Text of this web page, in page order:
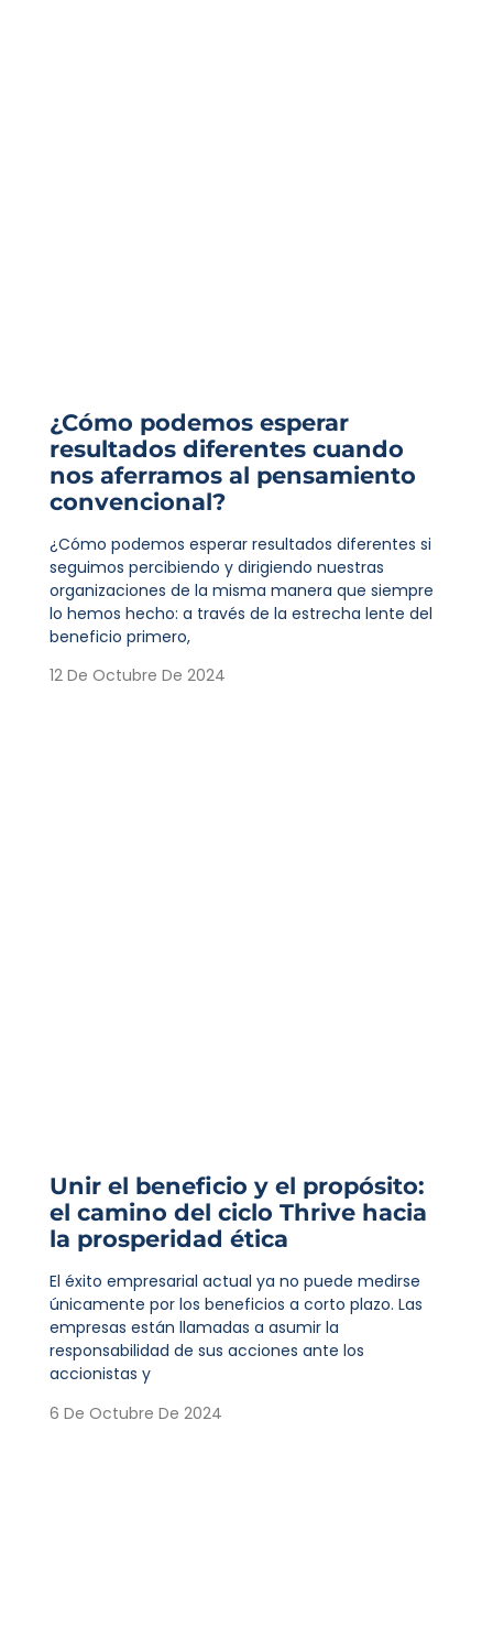
¿Cómo podemos esperar
resultados diferentes cuando
nos aferramos al pensamiento
convencional?
¿Cómo podemos esperar resultados diferentes si
seguimos percibiendo y dirigiendo nuestras
organizaciones de la misma manera que siempre
lo hemos hecho: a través de la estrecha lente del
beneficio primero,
12 De Octubre De 2024
Unir el beneficio y el propósito:
el camino del ciclo Thrive hacia
la prosperidad ética
El éxito empresarial actual ya no puede medirse
únicamente por los beneficios a corto plazo. Las
empresas están llamadas a asumir la
responsabilidad de sus acciones ante los
accionistas y
6 De Octubre De 2024